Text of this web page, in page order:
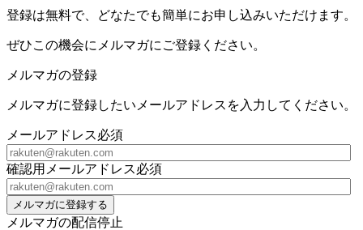
登録は無料で、どなたでも簡単にお申し込みいただけます。
ぜひこの機会にメルマガにご登録ください。
メルマガの登録
メルマガに登録したいメールアドレスを入力してください。
メールアドレス必須
確認用メールアドレス必須
メルマガに登録する
メルマガの配信停止